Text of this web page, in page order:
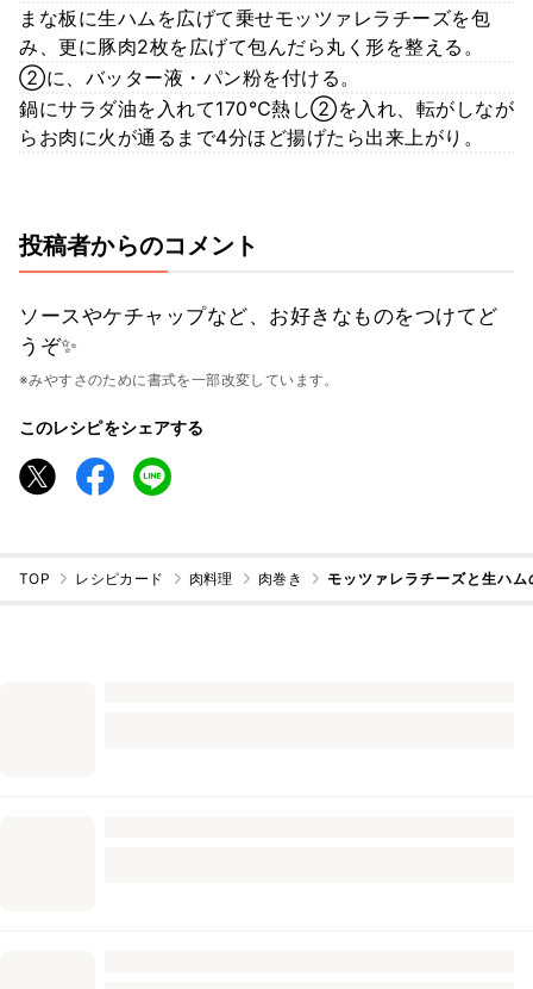
まな板に生ハムを広げて乗せモッツァレラチーズを包
み、更に豚肉2枚を広げて包んだら丸く形を整える。
②に、バッター液・パン粉を付ける。
鍋にサラダ油を入れて170℃熱し②を入れ、転がしなが
らお肉に火が通るまで4分ほど揚げたら出来上がり。
投稿者からのコメント
ソースやケチャップなど、お好きなものをつけてど
うぞ✨
※みやすさのために書式を一部改変しています。
このレシピをシェアする
TOP レシピカード 肉料理 肉巻き モッツァレラチーズと生ハ